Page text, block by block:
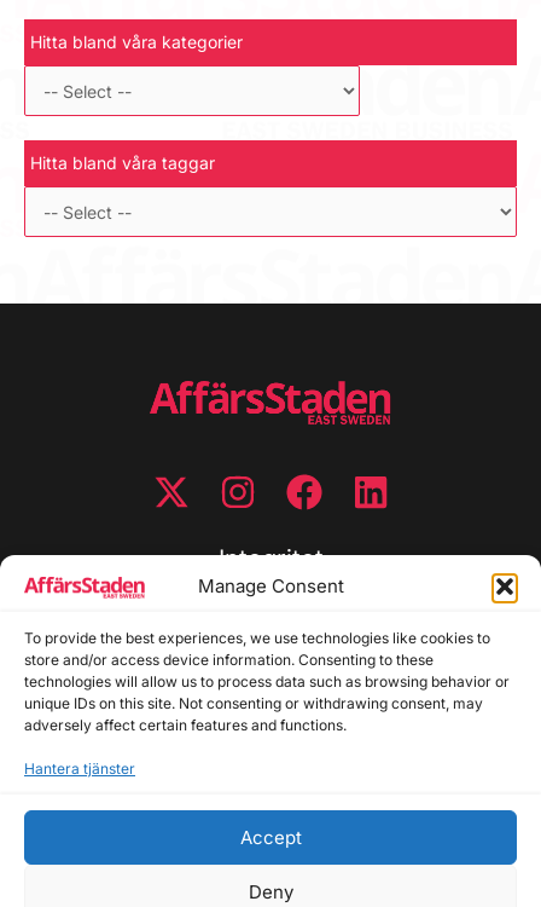
Manage Consent
To provide the best experiences, we use technologies like cookies to
store and/or access device information. Consenting to these
technologies will allow us to process data such as browsing behavior or
unique IDs on this site. Not consenting or withdrawing consent, may
adversely affect certain features and functions.
Hantera tjänster
Accept
Deny
Hitta bland våra kategorier
Hitta bland våra taggar
Integritet
Cookiepolicy
Disclaimer
Redaktionell policy
Utgivarinformation
Allmänna frågor: info@affarsstaden.se | Tipsa
annons@affarsstaden.se